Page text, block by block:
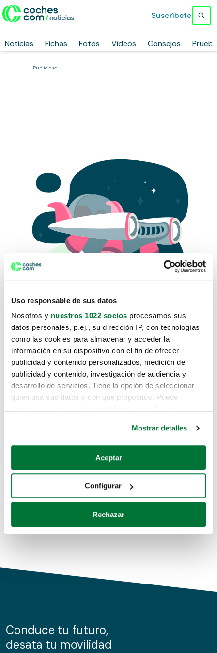
Uso responsable de sus datos
Nosotros y nuestros 1022 socios procesamos sus
datos personales, p.ej., su dirección IP, con tecnologías
como las cookies para almacenar y acceder la
información en su dispositivo con el fin de ofrecer
publicidad y contenido personalizados, medición de
publicidad y contenido, investigación de audiencia y
desarrollo de servicios. Tiene la opción de seleccionar
quién usa sus datos y con qué propósitos. Puede
Si lo permite, también quisiéramos:
Recopilar información sobre su ubicación geográfica
Identificar su dispositivo analizándolo activamente
para buscar características específicas (huellas
Obtenga más información sobre cómo se procesan sus
de cookies.
información sobre el uso que haga del sitio web con
nuestros partners de redes sociales, publicidad y análisis
Mostrar detalles
Aceptar
Configurar
Rechazar
Noticias Fichas Fotos Vídeos Consejos
Suscríbete
Publicidad
Lo sentimos, no sabemos como
te hemos traido hasta aquí.
Pero puedes encontrar el coche que estás
buscando en alguno de estos enlaces:
Coches de segunda mano
Coches de km0
Conduce tu futuro,
desata tu movilidad